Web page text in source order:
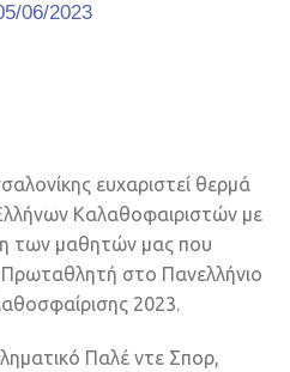
06/2023
ευχαριστεί θερμά
Καλαθοφαιριστών με
των μαθητών μας που
στο Πανελλήνιο
2023.
Παλέ ντε Σπορ,